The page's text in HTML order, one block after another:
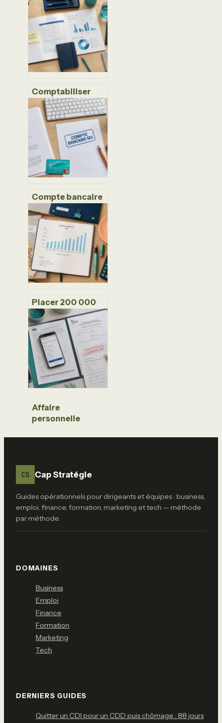
Comptabiliser
vos dépenses de
décoration : 4
codes clés et la
règle des 500 €
pour éviter le
redressement
fiscal
Compte bancaire
pour SCI : 3
critères pour
choisir une offre
gratuite sans
brider votre
gestion
Placer 200 000
euros : quel
rendement
mensuel espérer
selon votre profil
?
Affaire
personnelle
protéger son
immatriculation
au RCS
CS Cap Stratégie
Guides opérationnels pour dirigeants et équipes : business,
emploi, finance, formation, marketing et tech — méthode
par méthode.
DOMAINES
Business
Emploi
Finance
Formation
Marketing
Tech
DERNIERS GUIDES
Quitter un CDI pour un CDD puis chômage : 88 jours